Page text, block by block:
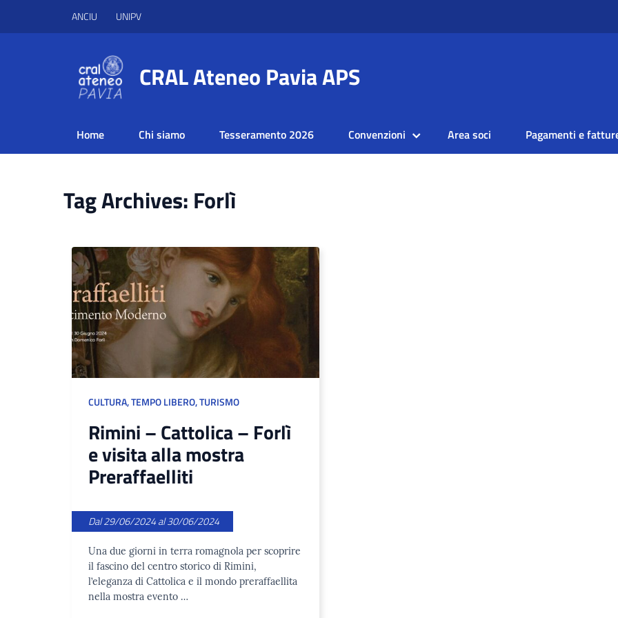
ANCIU UNIPV
CRAL Ateneo Pavia APS
Home Chi siamo Tesseramento 2026 Convenzioni Area soci Pagamenti e
Tag Archives: Forlì
CULTURA,TEMPO LIBERO,TURISMO
Rimini – Cattolica – Forlì
e visita alla mostra
Preraffaelliti
Dal 29/06/2024 al 30/06/2024
Una due giorni in terra romagnola per scoprire
il fascino del centro storico di Rimini,
l’eleganza di Cattolica e il mondo preraffaellita
nella mostra evento …